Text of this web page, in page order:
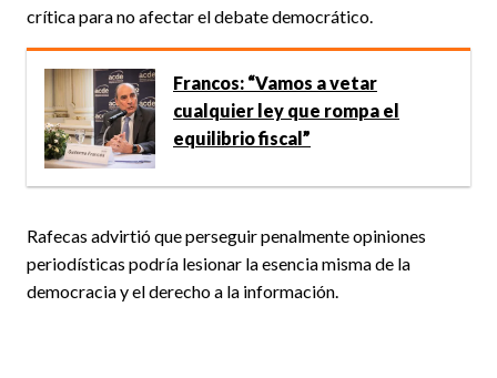
crítica para no afectar el debate democrático.
Francos: “Vamos a vetar
cualquier ley que rompa el
equilibrio fiscal”
Rafecas advirtió que perseguir penalmente opiniones
periodísticas podría lesionar la esencia misma de la
democracia y el derecho a la información.